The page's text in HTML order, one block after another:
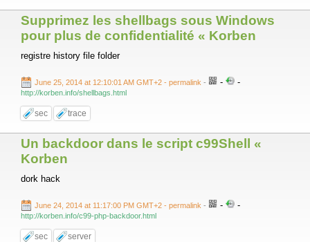
Supprimez les shellbags sous Windows
pour plus de confidentialité « Korben
registre history file folder
June 25, 2014 at 12:10:01 AM GMT+2 - permalink - - -
http://korben.info/shellbags.html
sec trace
Un backdoor dans le script c99Shell «
Korben
dork hack
June 24, 2014 at 11:17:00 PM GMT+2 - permalink - - -
http://korben.info/c99-php-backdoor.html
sec server